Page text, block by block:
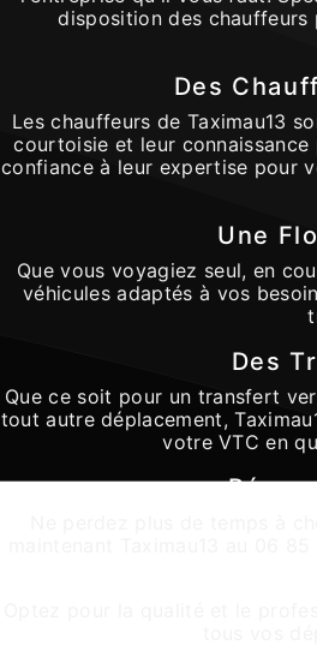
disposition des
Des
Les chauffeurs de Taximau13
courtoisie et leur
confiance à leur expertise pour
Une
Que vous voyagiez seul, en
véhicules adaptés à vos
Des
Que ce soit pour un transfert
tout autre déplacement,
votre VTC en